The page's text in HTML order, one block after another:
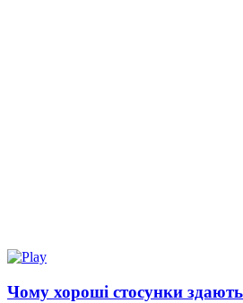
Чому хороші стосунки